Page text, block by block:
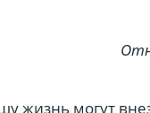
жизнь могут